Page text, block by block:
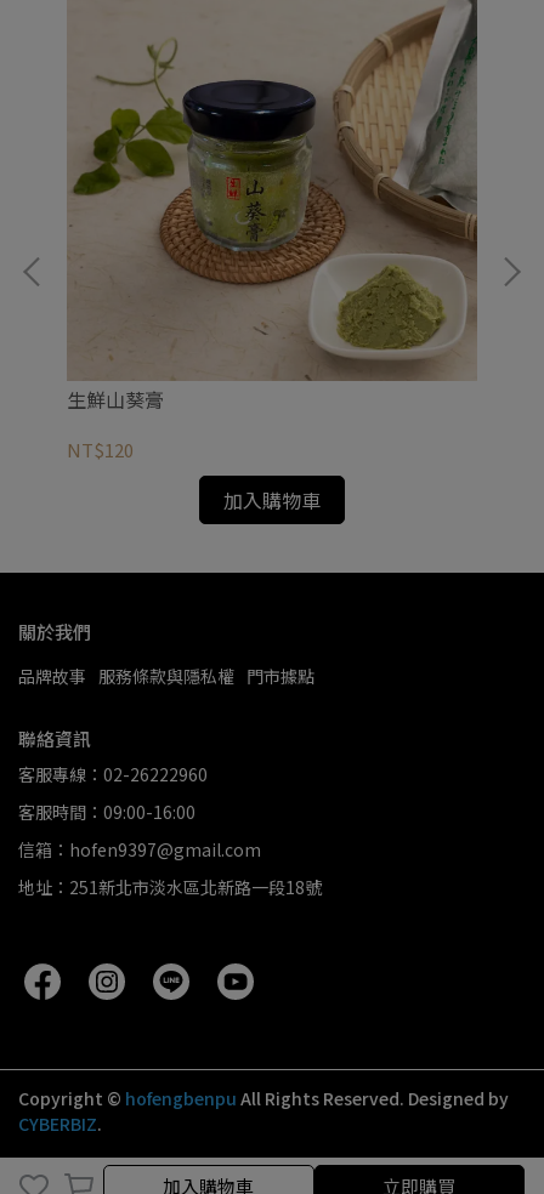
加入購物車
加入購物車 立即購買
生鮮山葵膏
NT$120
加入購物車
關於我們
品牌故事 服務條款與隱私權 門市據點
聯絡資訊
客服專線：02-26222960
客服時間：09:00-16:00
信箱：hofen9397@gmail.com
地址：251新北市淡水區北新路一段18號
Copyright © hofengbenpu All Rights Reserved. Designed by
CYBERBIZ.